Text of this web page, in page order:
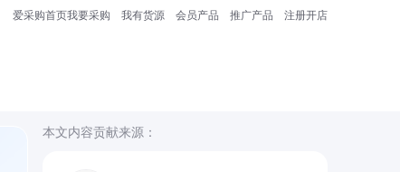
爱采购首页我要采购 我有货源 会员产品 推广产品 注册开店
本文内容贡献来源：